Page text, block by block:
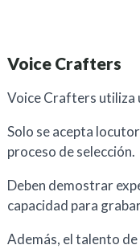
Voice Crafters
Voice Crafters utiliza
Solo se acepta
proceso de selección.
Deben demostrar
capacidad para
Además, el talento